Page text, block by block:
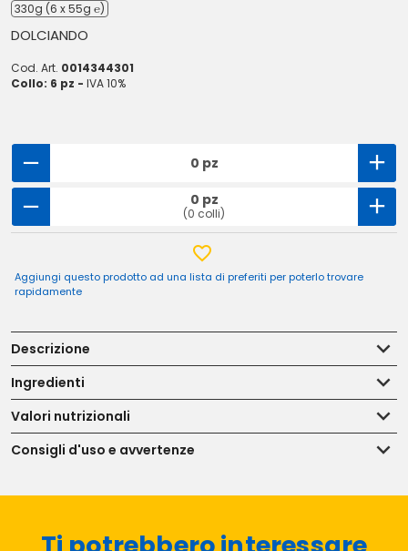
330g (6 x 55g ℮)
DOLCIANDO
Cod. Art. 0014344301
Collo: 6 pz - IVA 10%
0 pz
0 pz
(0 colli)
Aggiungi questo prodotto ad una lista di preferiti per poterlo trovare
rapidamente
Descrizione
Ingredienti
Valori nutrizionali
Consigli d'uso e avvertenze